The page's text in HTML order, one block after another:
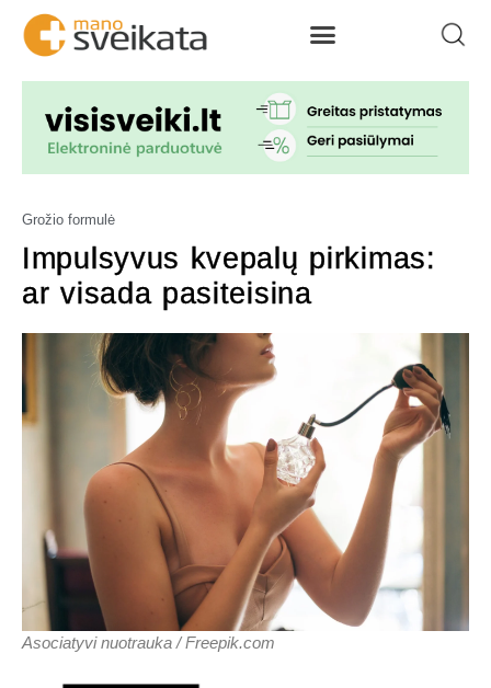
Grožio formulė
Impulsyvus kvepalų pirkimas:
ar visada pasiteisina
Asociatyvi nuotrauka / Freepik.com